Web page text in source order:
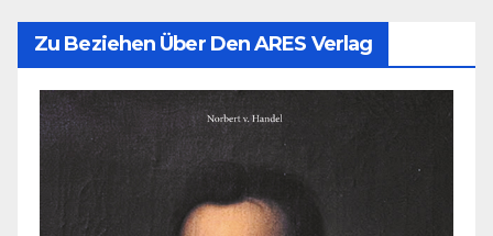
Zu Beziehen Über Den ARES Verlag